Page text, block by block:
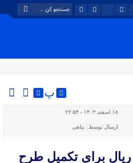
پ
۱۸ اسفند ۱۴۰۳ - ۲۲:۵۴
ارسال توسط : پناهی
ریال برای تکمیل طرح